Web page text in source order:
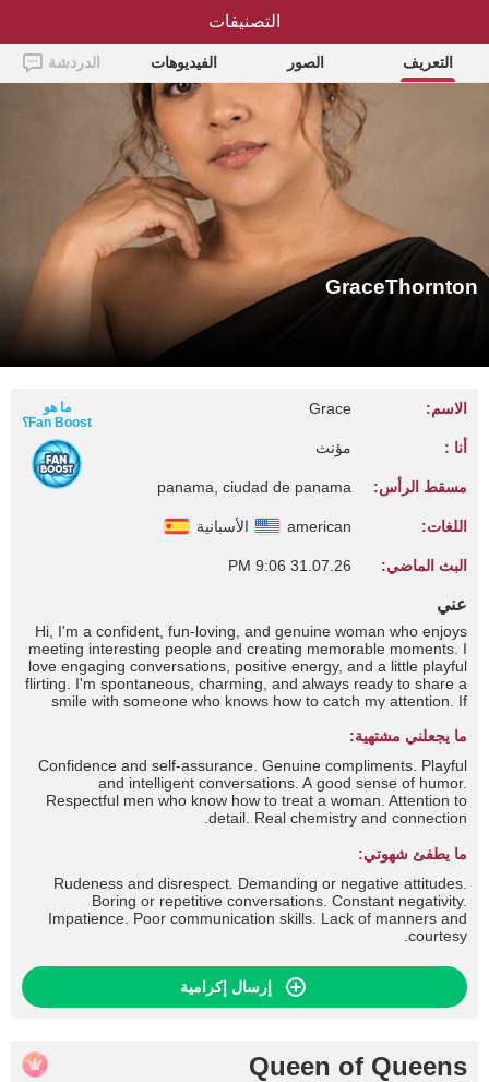
GraceThornton
التعريف الصور الفيديوهات الدردشة
GraceThornton
الاسم: Grace
أنا : مؤنث
مسقط الرأس: panama, ciudad de panama
اللغات: american الأسبانية
البث الماضي: 31.07.26 9:06 PM
ما هو
Fan Boost؟
عني
Hi, I'm a confident, fun-loving, and genuine woman who enjoys
meeting interesting people and creating memorable moments. I
love engaging conversations, positive energy, and a little playful
flirting. I'm spontaneous, charming, and always ready to share a
smile with someone who knows how to catch my attention. If
you've come to the right place.
ما يجعلني مشتهية:
Confidence and self-assurance. Genuine compliments. Playful
and intelligent conversations. A good sense of humor.
Respectful men who know how to treat a woman. Attention to
detail. Real chemistry and connection.
ما يطفئ شهوتي:
Rudeness and disrespect. Demanding or negative attitudes.
Boring or repetitive conversations. Constant negativity.
Impatience. Poor communication skills. Lack of manners and
courtesy.
إرسال إكرامية
Queen of Queens
التصنيفات